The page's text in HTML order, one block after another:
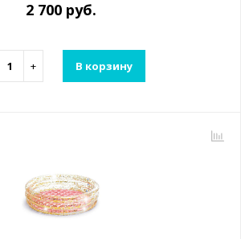
2 700 руб.
+ В корзину